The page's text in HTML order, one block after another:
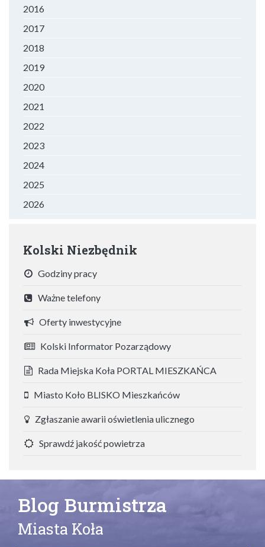
2016
2017
2018
2019
2020
2021
2022
2023
2024
2025
2026
Kolski Niezbędnik
Godziny pracy
Ważne telefony
Oferty inwestycyjne
Kolski Informator Pozarządowy
Rada Miejska Koła PORTAL MIESZKAŃCA
Miasto Koło BLISKO Mieszkańców
Zgłaszanie awarii oświetlenia ulicznego
Sprawdź jakość powietrza
Blog Burmistrza
Miasta Koła